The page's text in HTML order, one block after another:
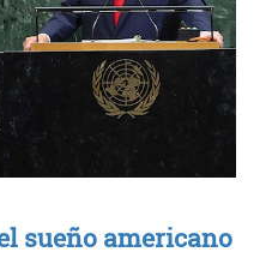
sueño americano